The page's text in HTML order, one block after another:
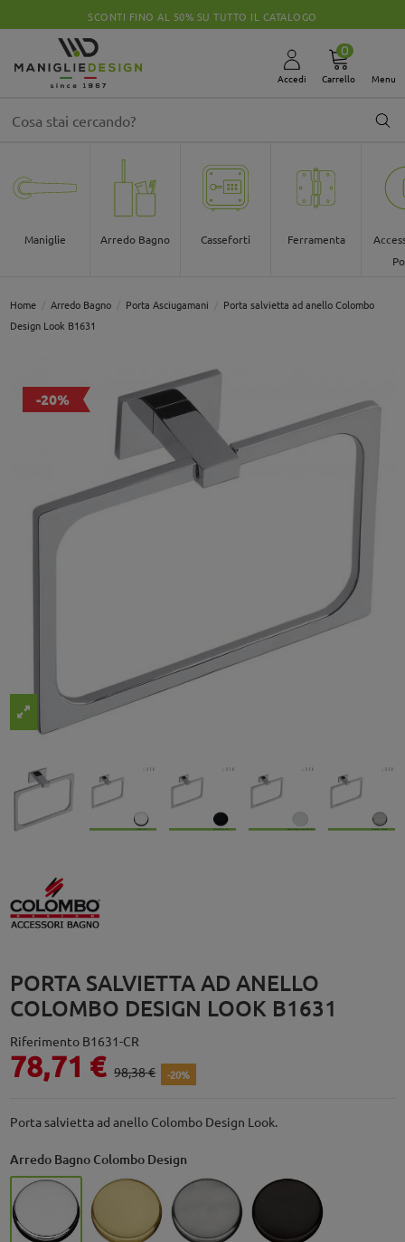
SCONTI FINO AL 50% SU TUTTO IL CATALOGO
Accedi
0
Carrello Menu
Maniglie Arredo Bagno Casseforti Ferramenta
Home Arredo Bagno Porta Asciugamani
Porta salvietta ad anello Colombo
Design Look B1631
-20%
PORTA SALVIETTA AD ANELLO
COLOMBO DESIGN LOOK B1631
Riferimento B1631-CR
78,71 € 98,38 € -20%
Porta salvietta ad anello Colombo Design Look.
Arredo Bagno Colombo Design
Cromo - CR Oromat - OM HPS Satinata - HPS/SSGrafite Mat - GM